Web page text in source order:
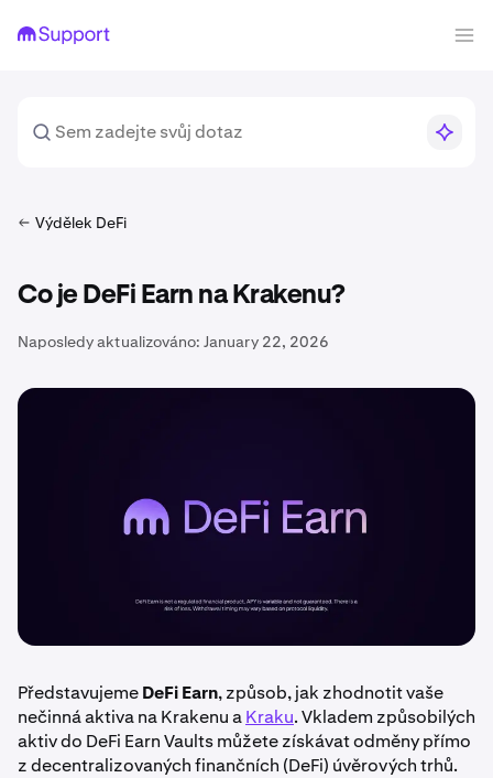
Výdělek DeFi
Co je DeFi Earn na Krakenu?
Naposledy aktualizováno: January 22, 2026
PředstavujemeDeFi Earn, způsob, jak zhodnotit vaše
nečinná aktiva na Krakenu aKraku. Vkladem způsobilých
aktiv do DeFi Earn Vaults můžete získávat odměny přímo
z decentralizovaných finančních (DeFi) úvěrových trhů.